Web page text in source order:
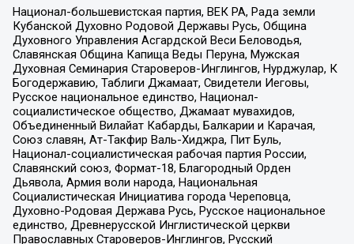
Национал-большевистская партия, ВЕК РА, Рада земли
Кубанской Духовно Родовой Державы Русь, Община
Духовного Управления Асгардской Веси Беловодья,
Славянская Община Капища Веды Перуна, Мужская
Духовная Семинария Староверов-Инглингов, Нурджулар, К
Богодержавию, Таблиги Джамаат, Свидетели Иеговы,
Русское национальное единство, Национал-
социалистическое общество, Джамаат мувахидов,
Объединенный Вилайат Кабарды, Балкарии и Карачая,
Союз славян, Ат-Такфир Валь-Хиджра, Пит Буль,
Национал-социалистическая рабочая партия России,
Славянский союз, Формат-18, Благородный Орден
Дьявола, Армия воли народа, Национальная
Социалистическая Инициатива города Череповца,
Духовно-Родовая Держава Русь, Русское национальное
единство, Древнерусской Инглистической церкви
Православных Староверов-Инглингов, Русский